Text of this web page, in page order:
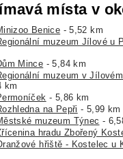
místa v
Benice - 5,52 km
muzeum Jílové u
Mince - 5,84 km
muzeum v
km
- 5,86 km
na Pepři - 5,99 km
muzeum Týnec -
hradu Zbořený
hřiště - Kostelec u